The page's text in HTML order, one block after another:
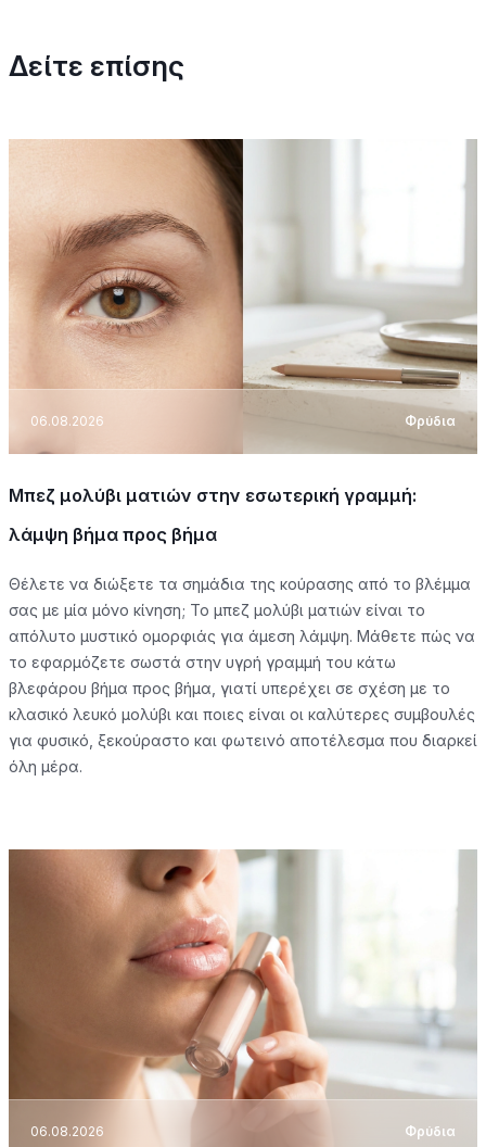
Δείτε επίσης
06.08.2026 Φρύδια
Μπεζ μολύβι ματιών στην εσωτερική γραμμή:
λάμψη βήμα προς βήμα
Θέλετε να διώξετε τα σημάδια της κούρασης από το βλέμμα
σας με μία μόνο κίνηση; Το μπεζ μολύβι ματιών είναι το
απόλυτο μυστικό ομορφιάς για άμεση λάμψη. Μάθετε πώς να
το εφαρμόζετε σωστά στην υγρή γραμμή του κάτω
βλεφάρου βήμα προς βήμα, γιατί υπερέχει σε σχέση με το
κλασικό λευκό μολύβι και ποιες είναι οι καλύτερες συμβουλές
για φυσικό, ξεκούραστο και φωτεινό αποτέλεσμα που διαρκεί
όλη μέρα.
06.08.2026 Φρύδια